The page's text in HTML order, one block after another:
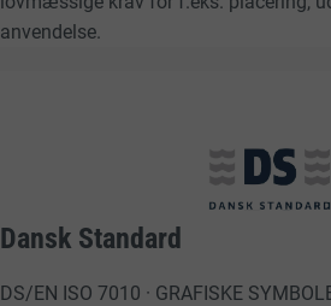
anvendelse.
Dansk Standard
DS/EN ISO 7010 · GRAFISKE